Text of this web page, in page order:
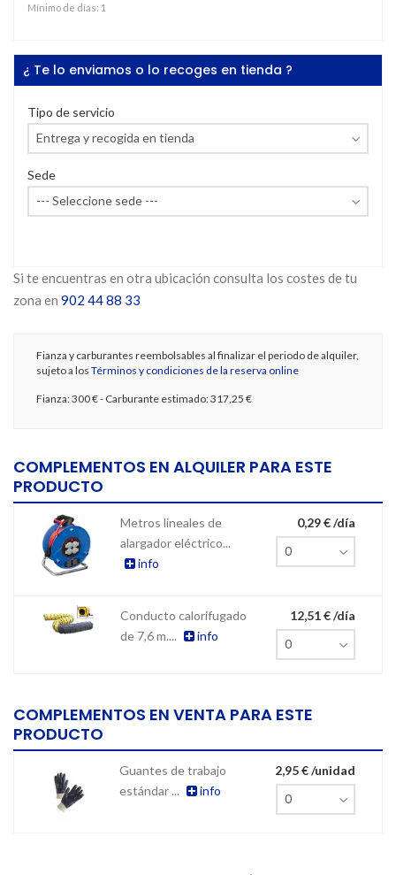
Mínimo de días: 1
¿ Te lo enviamos o lo recoges en tienda ?
Tipo de servicio
Sede
Si te encuentras en otra ubicación consulta los costes de tu
zona en 902 44 88 33
Fianza y carburantes reembolsables al finalizar el periodo de alquiler,
sujeto a los Términos y condiciones de la reserva online
Fianza:300 €- Carburante estimado:317,25 €
COMPLEMENTOS EN ALQUILER PARA ESTE
PRODUCTO
Metros lineales de
alargador eléctrico...
info
0,29 € /día
Conducto calorifugado
de 7,6 m....
info
12,51 € /día
COMPLEMENTOS EN VENTA PARA ESTE
PRODUCTO
Guantes de trabajo
estándar ...
info
2,95 € /unidad